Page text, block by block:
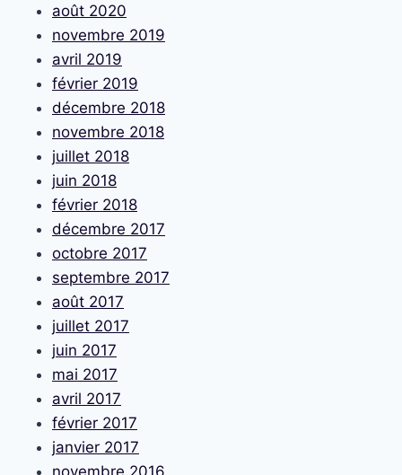
août 2020
novembre 2019
avril 2019
février 2019
décembre 2018
novembre 2018
juillet 2018
juin 2018
février 2018
décembre 2017
octobre 2017
septembre 2017
août 2017
juillet 2017
juin 2017
mai 2017
avril 2017
février 2017
janvier 2017
novembre 2016